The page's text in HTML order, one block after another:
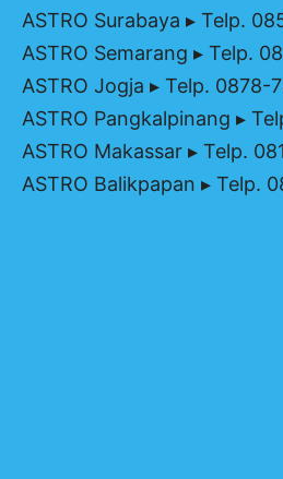
ASTRO Surabaya ▸ Telp.
ASTRO Semarang ▸ Telp.
ASTRO Jogja ▸ Telp. 0878-
ASTRO Pangkalpinang ▸
ASTRO Makassar ▸ Telp.
ASTRO Balikpapan ▸ Telp.